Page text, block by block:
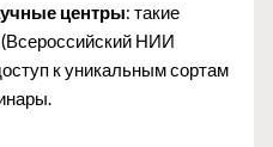
центры: такие
НИИ
к уникальным сортам